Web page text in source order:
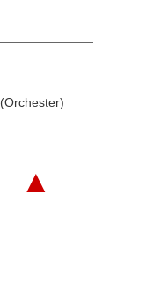
(Orchester)
▲